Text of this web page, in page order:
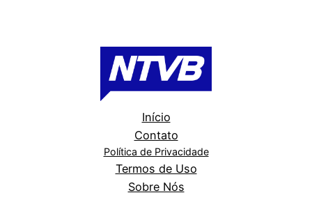
Início
Contato
Política de Privacidade
Termos de Uso
Sobre Nós